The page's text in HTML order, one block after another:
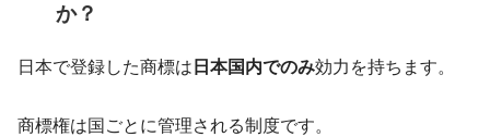
か？
日本で登録した商標は 日本国内でのみ効力を持ちます。
商標権は国ごとに管理される制度です。